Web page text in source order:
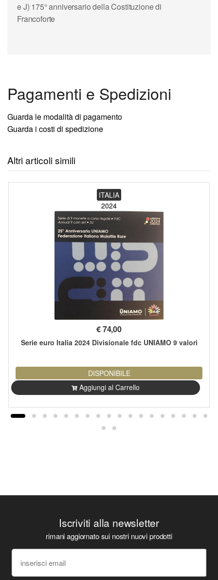
e J) 175° anniversario della Costituzione di
Francoforte
Pagamenti e Spedizioni
Guarda le modalità di pagamento
Guarda i costi di spedizione
Altri articoli simili
ITALIA
2024
€74,00
Serie euro Italia 2024 Divisionale fdc UNIAMO 9 valori
DISPONIBILE
Aggiungi al Carrello
Iscriviti alla newsletter
rimani aggiornato sui nostri nuovi prodotti